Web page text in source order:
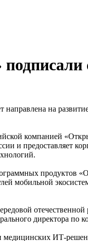
на
компанией
и предоставляет
продуктов
мобильной
директора
ИТ-